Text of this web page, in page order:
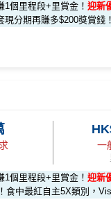
hsbc-mile-apply
全新客戶簽$2.5萬*
$1,250 RC
1個里程段+里賞金！ 迎新
分期再賺多$200獎賞錢！
red-form 賺1個里
！詳情MrMiles.hk/
一
1個里程段+里賞金！ 迎新
食中最紅自主5X類別，